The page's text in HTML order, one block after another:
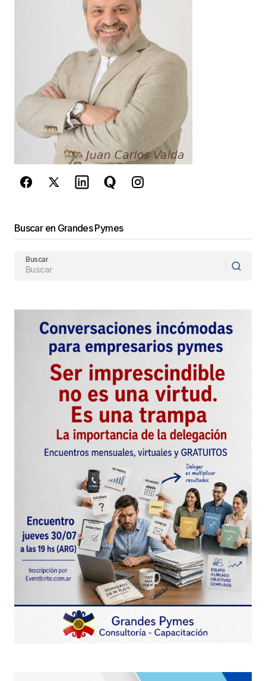
*
Guarda mi nombre, correo electrónico y web en
este navegador para la próxima vez que
comente.
Este sitio esta protegido por
reCAPTCHA y la Política de
privacidady losTérminos del servicio
de Googlese aplican.
Buscar en Grandes Pymes
Buscar